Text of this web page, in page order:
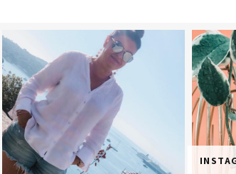
מקדמי הגנה מומלצים - עכשיו